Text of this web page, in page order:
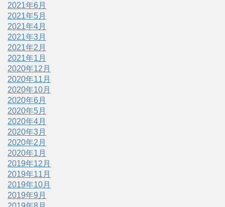
2021年6月
2021年5月
2021年4月
2021年3月
2021年2月
2021年1月
2020年12月
2020年11月
2020年10月
2020年6月
2020年5月
2020年4月
2020年3月
2020年2月
2020年1月
2019年12月
2019年11月
2019年10月
2019年9月